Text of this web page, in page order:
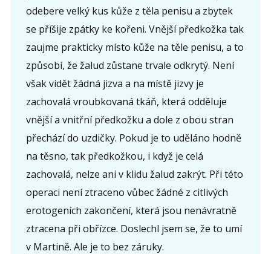
odebere velký kus kůže z těla penisu a zbytek
se příšije zpátky ke kořeni. Vnější předkožka tak
zaujme prakticky místo kůže na těle penisu, a to
způsobí, že žalud zůstane trvale odkrytý. Není
však vidět žádná jizva a na místě jizvy je
zachovalá vroubkovaná tkáň, která odděluje
vnější a vnitřní předkožku a dole z obou stran
přechází do uzdičky. Pokud je to uděláno hodně
na těsno, tak předkožkou, i když je celá
zachovalá, nelze ani v klidu žalud zakrýt. Při této
operaci není ztraceno vůbec žádné z citlivých
erotogeních zakončení, která jsou nenávratně
ztracena při obřízce. Doslechl jsem se, že to umí
v Martině. Ale je to bez záruky.